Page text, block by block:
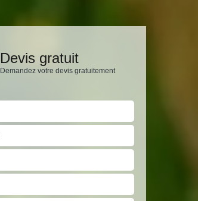
Devis gratuit
Demandez votre devis gratuitement